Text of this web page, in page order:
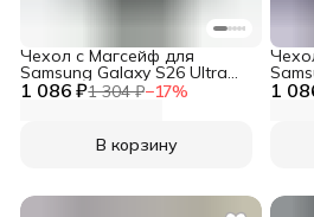
1 086 ₽1 304 ₽−17%
Чехол с Магсейф для
Samsung Galaxy S26 Ultra
прозрачный матовый с
В корзину
1